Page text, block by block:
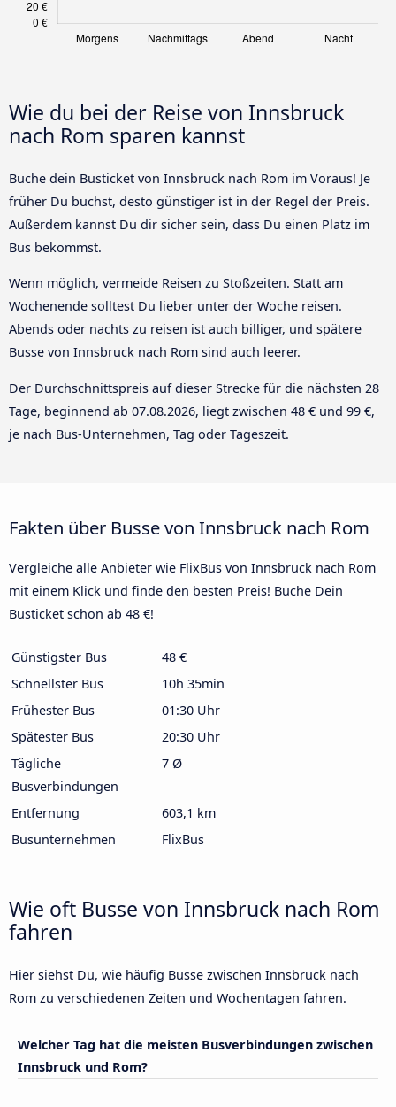
Wie du bei der Reise von Innsbruck
nach Rom sparen kannst
Buche dein Busticket von Innsbruck nach Rom im Voraus! Je
früher Du buchst, desto günstiger ist in der Regel der Preis.
Außerdem kannst Du dir sicher sein, dass Du einen Platz im
Bus bekommst.
Wenn möglich, vermeide Reisen zu Stoßzeiten. Statt am
Wochenende solltest Du lieber unter der Woche reisen.
Abends oder nachts zu reisen ist auch billiger, und spätere
Busse von Innsbruck nach Rom sind auch leerer.
Der Durchschnittspreis auf dieser Strecke für die nächsten 28
Tage, beginnend ab 07.08.2026, liegt zwischen 48 € und 99 €,
je nach Bus-Unternehmen, Tag oder Tageszeit.
Fakten über Busse von Innsbruck nach Rom
Vergleiche alle Anbieter wie FlixBus von Innsbruck nach Rom
mit einem Klick und finde den besten Preis! Buche Dein
Busticket schon ab 48 €!
Günstigster Bus
48 €
Schnellster Bus
10h 35min
Frühester Bus
01:30 Uhr
Spätester Bus
20:30 Uhr
Tägliche
Busverbindungen
7 Ø
Entfernung
603,1 km
Busunternehmen
FlixBus
Wie oft Busse von Innsbruck nach Rom
fahren
Hier siehst Du, wie häufig Busse zwischen Innsbruck nach
Rom zu verschiedenen Zeiten und Wochentagen fahren.
Welcher Tag hat die meisten Busverbindungen zwischen
Innsbruck und Rom?